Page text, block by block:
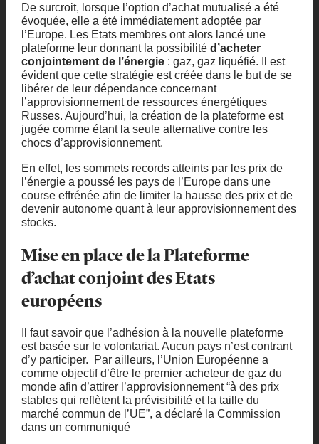
De surcroit, lorsque l’option d’achat mutualisé a été
évoquée, elle a été immédiatement adoptée par
l’Europe. Les Etats membres ont alors lancé une
plateforme leur donnant la possibilité d’acheter
conjointement de l’énergie: gaz, gaz liquéfié. Il est
évident que cette stratégie est créée dans le but de se
libérer de leur dépendance concernant
l’approvisionnement de ressources énergétiques
Russes. Aujourd’hui, la création de la plateforme est
jugée comme étant la seule alternative contre les
chocs d’approvisionnement.
En effet, les sommets records atteints par les prix de
l’énergie a poussé les pays de l’Europe dans une
course effrénée afin de limiter la hausse des prix et de
devenir autonome quant à leur approvisionnement des
stocks.
Mise en place de la Plateforme
d’achat conjoint des Etats
européens
Il faut savoir que l’adhésion à la nouvelle plateforme
est basée sur le volontariat. Aucun pays n’est contrant
d’y participer. Par ailleurs, l’Union Européenne a
comme objectif d’être le premier acheteur de gaz du
monde afin d’attirer l’approvisionnement “à des prix
stables qui reflètent la prévisibilité et la taille du
marché commun de l’UE”, a déclaré la Commission
dans un communiqué